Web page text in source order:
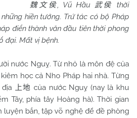
魏文侯, Vũ Hầu 武侯
thời
hiền tướng. Trứ tác có bộ Pháp
điển thành văn đầu tiên thời phong
đại. Mất vị bệnh.
nước Nguỵ. Từ nhỏ là môn đệ của
kiêm học cả Nho Pháp hai nhà. Từng
上地 của nước Nguỵ (nay là khu
Tây, phía tây Hoàng hà). Thời gian
luyện bắn, tập võ nghệ để đề phòng